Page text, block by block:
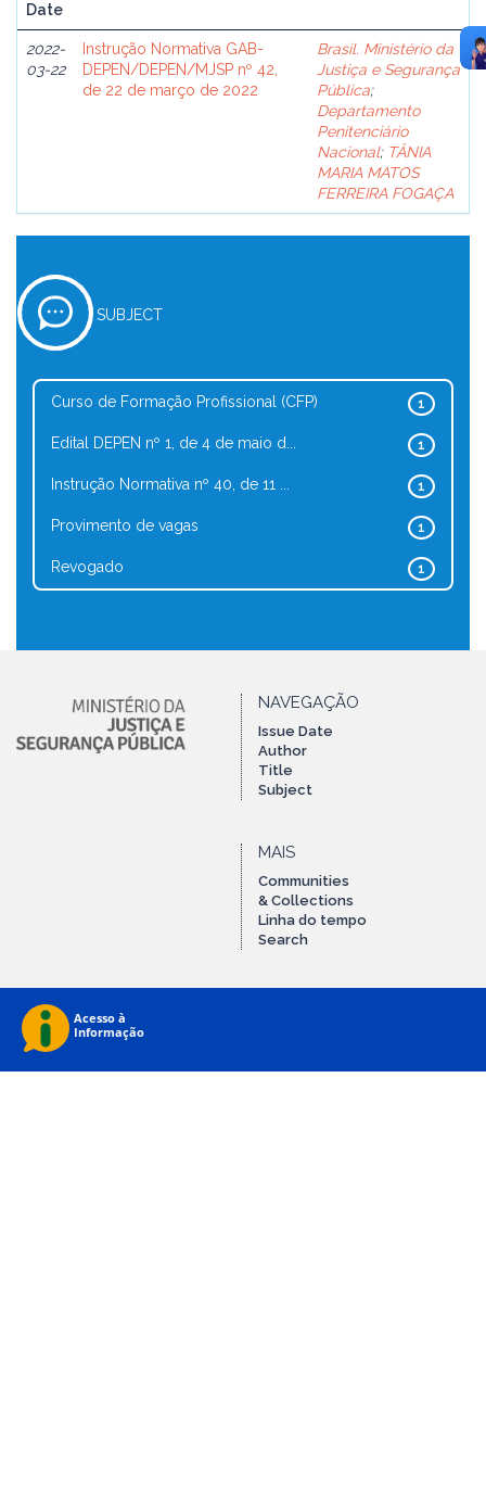
Date
2022-
03-22
Instrução Normativa GAB-
DEPEN/DEPEN/MJSP nº 42,
de 22 de março de 2022
Brasil. Ministério da
Justiça e Segurança
Pública;
Departamento
Penitenciário
Nacional; TÂNIA
MARIA MATOS
FERREIRA FOGAÇA
SUBJECT
1
Curso de Formação Profissional (CFP)
1
Edital DEPEN nº 1, de 4 de maio d...
1
Instrução Normativa nº 40, de 11 ...
1
Provimento de vagas
1
Revogado
NAVEGAÇÃO
Issue Date
Author
Title
Subject
MAIS
Communities
& Collections
Linha do tempo
Search